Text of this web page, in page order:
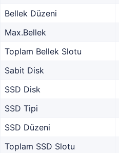
Bellek Düzeni
Max.Bellek
Toplam Bellek Slotu
Sabit Disk
SSD Disk
SSD Tipi
SSD Düzeni
Toplam SSD Slotu